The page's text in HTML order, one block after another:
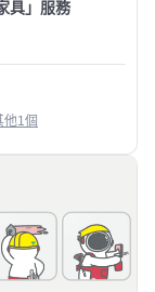
具」服務
他1個